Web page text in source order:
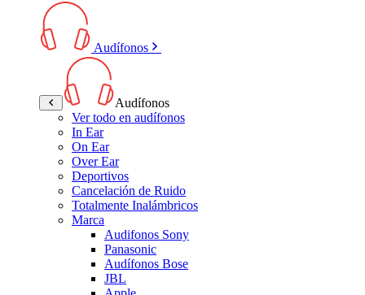
Audífonos
Audífonos
Ver todo en audífonos
In Ear
On Ear
Over Ear
Deportivos
Cancelación de Ruido
Totalmente Inalámbricos
Marca
Audifonos Sony
Panasonic
Audífonos Bose
JBL